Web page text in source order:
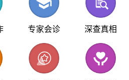
专家会诊 深查真相